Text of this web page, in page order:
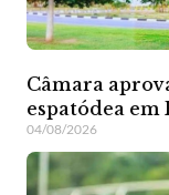
Câmara
espatódea em
04/08/2026